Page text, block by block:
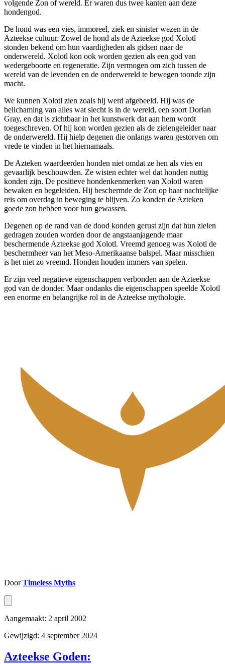
volgende Zon of wereld. Er waren dus twee kanten aan deze
hondengod.
De hond was een vies, immoreel, ziek en sinister wezen in de
Azteekse cultuur. Zowel de hond als de Azteekse god Xolotl
stonden bekend om hun vaardigheden als gidsen naar de
onderwereld. Xolotl kon ook worden gezien als een god van
wedergeboorte en regeneratie. Zijn vermogen om zich tussen de
wereld van de levenden en de onderwereld te bewegen toonde zijn
macht.
We kunnen Xolotl zien zoals hij werd afgebeeld. Hij was de
belichaming van alles wat slecht is in de wereld, een soort Dorian
Gray, en dat is zichtbaar in het kunstwerk dat aan hem wordt
toegeschreven. Of hij kon worden gezien als de zielengeleider naar
de onderwereld. Hij hielp degenen die onlangs waren gestorven om
vrede te vinden in het hiernamaals.
De Azteken waardeerden honden niet omdat ze hen als vies en
gevaarlijk beschouwden. Ze wisten echter wel dat honden nuttig
konden zijn. De positieve hondenkenmerken van Xolotl waren
bewaken en begeleiden. Hij beschermde de Zon op haar nachtelijke
reis om overdag in beweging te blijven. Zo konden de Azteken
goede zon hebben voor hun gewassen.
Degenen op de rand van de dood konden gerust zijn dat hun zielen
gedragen zouden worden door de angstaanjagende maar
beschermende Azteekse god Xolotl. Vreemd genoeg was Xolotl de
beschermheer van het Meso-Amerikaanse balspel. Maar misschien
is het niet zo vreemd. Honden houden immers van spelen.
Er zijn veel negatieve eigenschappen verbonden aan de Azteekse
god van de donder. Maar ondanks die eigenschappen speelde Xolotl
een enorme en belangrijke rol in de Azteekse mythologie.
DoorTimeless Myths
Aangemaakt: 2 april 2002
Gewijzigd: 4 september 2024
Azteekse Goden: